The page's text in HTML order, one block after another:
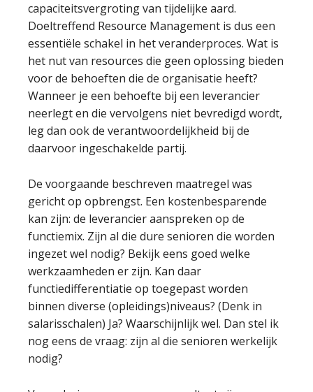
capaciteitsvergroting van tijdelijke aard.
Doeltreffend Resource Management is dus een
essentiële schakel in het veranderproces. Wat is
het nut van resources die geen oplossing bieden
voor de behoeften die de organisatie heeft?
Wanneer je een behoefte bij een leverancier
neerlegt en die vervolgens niet bevredigd wordt,
leg dan ook de verantwoordelijkheid bij de
daarvoor ingeschakelde partij.
De voorgaande beschreven maatregel was
gericht op opbrengst. Een kostenbesparende
kan zijn: de leverancier aanspreken op de
functiemix. Zijn al die dure senioren die worden
ingezet wel nodig? Bekijk eens goed welke
werkzaamheden er zijn. Kan daar
functiedifferentiatie op toegepast worden
binnen diverse (opleidings)niveaus? (Denk in
salarisschalen) Ja? Waarschijnlijk wel. Dan stel ik
nog eens de vraag: zijn al die senioren werkelijk
nodig?